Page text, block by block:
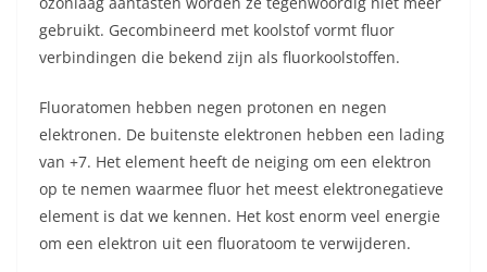
gebruikt. Gecombineerd met koolstof vormt fluor
verbindingen die bekend zijn als fluorkoolstoffen.
Fluoratomen hebben negen protonen en negen
elektronen. De buitenste elektronen hebben een lading
van +7. Het element heeft de neiging om een elektron
op te nemen waarmee fluor het meest elektronegatieve
element is dat we kennen. Het kost enorm veel energie
om een elektron uit een fluoratoom te verwijderen.